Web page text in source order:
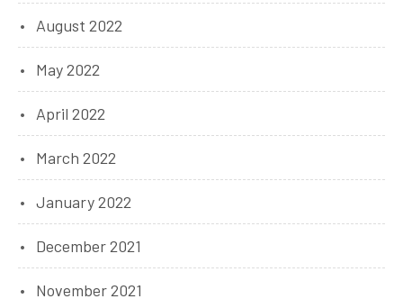
August 2022
May 2022
April 2022
March 2022
January 2022
December 2021
November 2021